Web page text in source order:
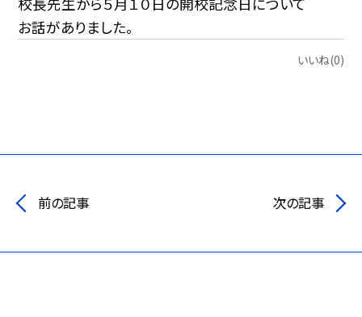
お話がありました。
いいね(0)
前の記事 次の記事